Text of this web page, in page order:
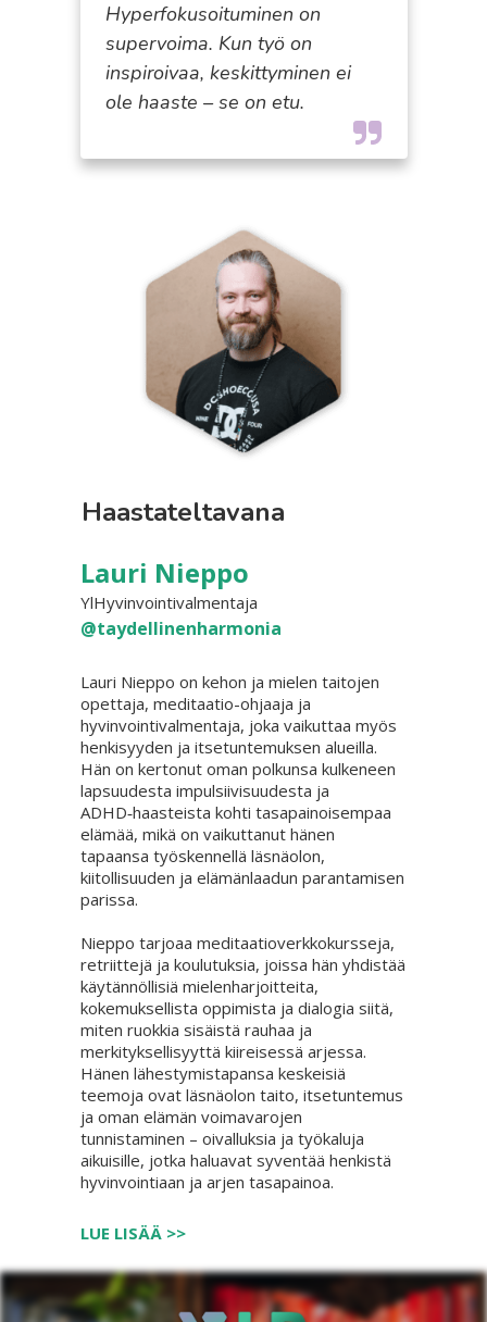
Hyperfokusoituminen on
supervoima. Kun työ on
inspiroivaa, keskittyminen ei
ole haaste – se on etu.
Haastateltavana
Lauri Nieppo
YlHyvinvointivalmentaja
@taydellinenharmonia
Lauri Nieppo on kehon ja mielen taitojen
opettaja, meditaatio-ohjaaja ja
hyvinvointivalmentaja, joka vaikuttaa myös
henkisyyden ja itsetuntemuksen alueilla.
Hän on kertonut oman polkunsa kulkeneen
lapsuudesta impulsiivisuudesta ja
ADHD‑haasteista kohti tasapainoisempaa
elämää, mikä on vaikuttanut hänen
tapaansa työskennellä läsnäolon,
kiitollisuuden ja elämänlaadun parantamisen
parissa.
Nieppo tarjoaa meditaatioverkkokursseja,
retriittejä ja koulutuksia, joissa hän yhdistää
käytännöllisiä mielenharjoitteita,
kokemuksellista oppimista ja dialogia siitä,
miten ruokkia sisäistä rauhaa ja
merkityksellisyyttä kiireisessä arjessa.
Hänen lähestymistapansa keskeisiä
teemoja ovat läsnäolon taito, itsetuntemus
ja oman elämän voimavarojen
tunnistaminen – oivalluksia ja työkaluja
aikuisille, jotka haluavat syventää henkistä
hyvinvointiaan ja arjen tasapainoa.
LUE LISÄÄ >>